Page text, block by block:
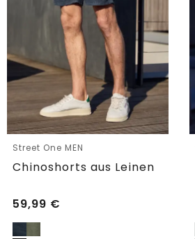
Street One MEN
Chinoshorts aus Leinen
59,99 €